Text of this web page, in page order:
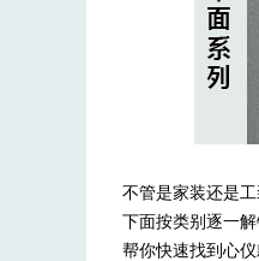
不管是家装还是工
下面按类别逐一解
帮你快速找到心仪